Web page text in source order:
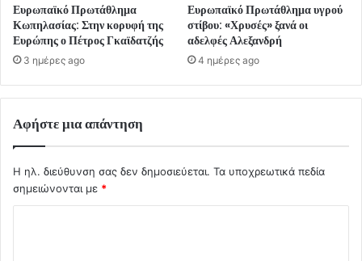
Ευρωπαϊκό Πρωτάθλημα
Κωπηλασίας: Στην κορυφή της
Ευρώπης ο Πέτρος Γκαϊδατζής
3 ημέρες ago
Ευρωπαϊκό Πρωτάθλημα υγρού
στίβου: «Χρυσές» ξανά οι
αδελφές Αλεξανδρή
4 ημέρες ago
Αφήστε μια απάντηση
Η ηλ. διεύθυνση σας δεν δημοσιεύεται. Τα υποχρεωτικά πεδία
σημειώνονται με *